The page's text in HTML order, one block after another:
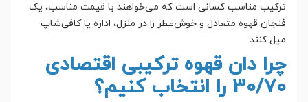
ترکیب مناسب کسانی است که می‌خواهند با قیمت مناسب، یک
فنجان قهوه متعادل و خوش‌عطر را در منزل، اداره یا کافی‌شاپ
میل کنند.
چرا دان قهوه ترکیبی اقتصادی
30/70 را انتخاب کنیم؟